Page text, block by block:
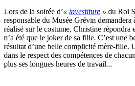
Lors de la soirée d’« investiture » du Roi
responsable du Musée Grévin demandera
réalisé sur le costume, Christine répondra
n’a été que le joker de sa fille. C’est une
résultat d’une belle complicité mère-fille.
dans le respect des compétences de
plus ses longues heures de travail...